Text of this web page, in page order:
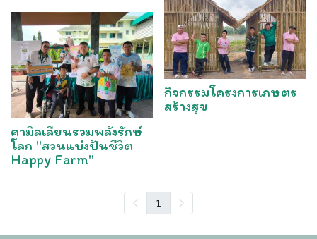
คามิลเลียนรวมพลังรักษ์
โลก "สวนแบ่งปันชีวิต
Happy Farm"
กิจกรรมโครงการเกษตร
สร้างสุข
1